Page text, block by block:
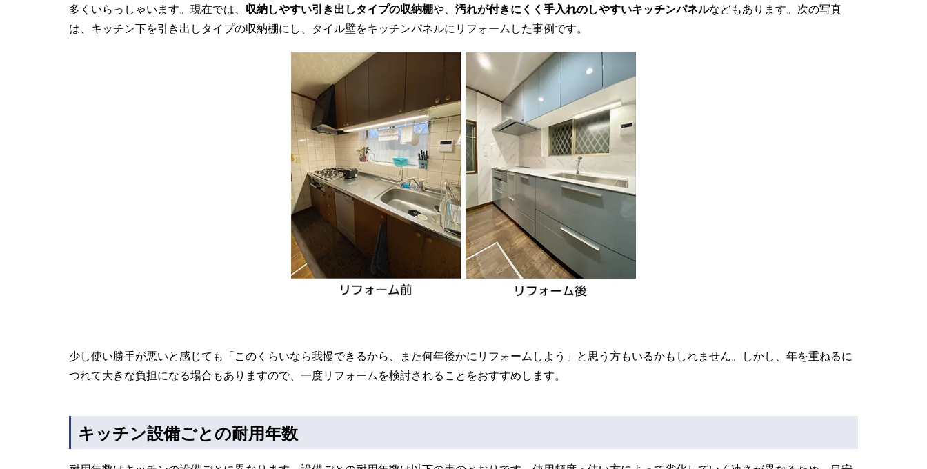
多くいらっしゃいます。現在では、 収納しやすい引き出しタイプの収納棚や、 汚れが付きにくく手入れのしやすいキッチンパネルなどもあります。次の写真
は、キッチン下を引き出しタイプの収納棚にし、タイル壁をキッチンパネルにリフォームした事例です。
少し使い勝手が悪いと感じても「このくらいなら我慢できるから、また何年後かにリフォームしよう」と思う方もいるかもしれません。しかし、年を重ねるに
つれて大きな負担になる場合もありますので、一度リフォームを検討されることをおすすめします。
キッチン設備ごとの耐用年数